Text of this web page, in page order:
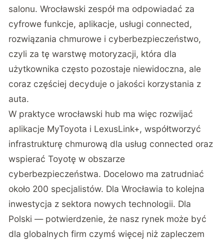
salonu. Wrocławski zespół ma odpowiadać za
cyfrowe funkcje, aplikacje, usługi connected,
rozwiązania chmurowe i cyberbezpieczeństwo,
czyli za tę warstwę motoryzacji, która dla
użytkownika często pozostaje niewidoczna, ale
coraz częściej decyduje o jakości korzystania z
auta.
W praktyce wrocławski hub ma więc rozwijać
aplikacje MyToyota i LexusLink+, współtworzyć
infrastrukturę chmurową dla usług connected oraz
wspierać Toyotę w obszarze
cyberbezpieczeństwa. Docelowo ma zatrudniać
około 200 specjalistów. Dla Wrocławia to kolejna
inwestycja z sektora nowych technologii. Dla
Polski — potwierdzenie, że nasz rynek może być
dla globalnych firm czymś więcej niż zapleczem